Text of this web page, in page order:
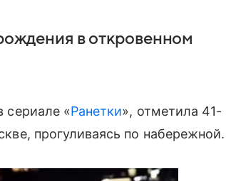
в откровенном
сериале «Ранетки», отметила 41-
прогуливаясь по набережной.